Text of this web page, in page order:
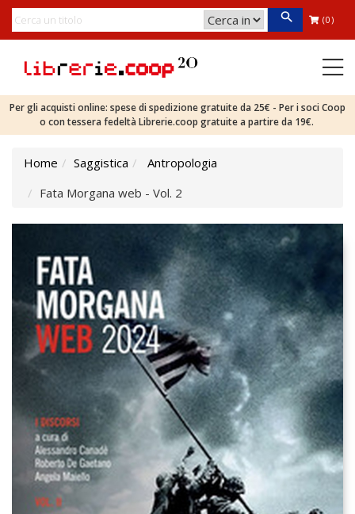
(0)
Per gli acquisti online: spese di spedizione gratuite da 25€ - Per i soci Coop
o con tessera fedeltà Librerie.coop gratuite a partire da 19€.
Home Saggistica
Antropologia
Fata Morgana web - Vol. 2